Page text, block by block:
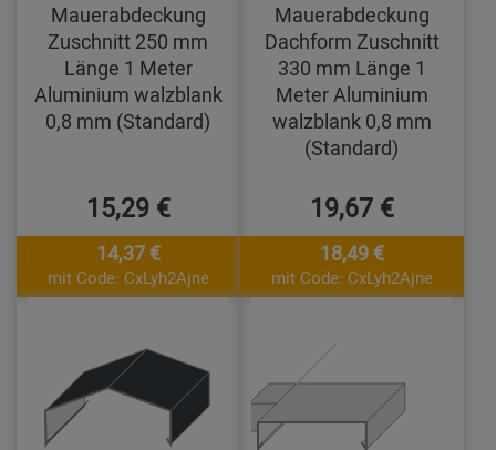
Mauerabdeckung
Zuschnitt 250 mm
Länge 1 Meter
Aluminium walzblank
0,8 mm (Standard)
15,29 €
14,37 €
mit Code: CxLyh2Ajne
Mauerabdeckung
Dachform Zuschnitt
330 mm Länge 1
Meter Aluminium
walzblank 0,8 mm
(Standard)
19,67 €
18,49 €
mit Code: CxLyh2Ajne